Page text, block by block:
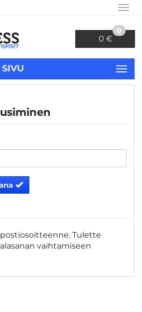
0 €
0
Tulette
vaihtamiseen